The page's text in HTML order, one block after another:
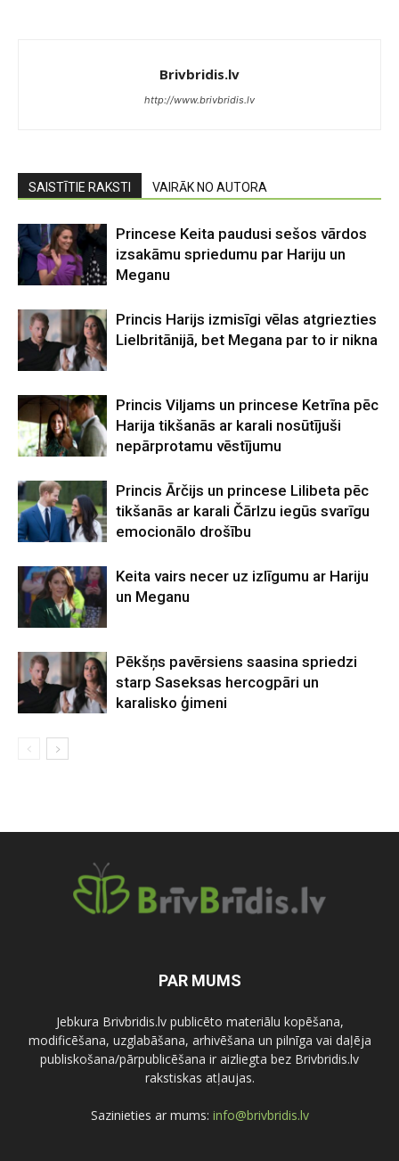
Brivbridis.lv
http://www.brivbridis.lv
SAISTĪTIE RAKSTI VAIRĀK NO AUTORA
Princese Keita paudusi sešos vārdos
izsakāmu spriedumu par Hariju un
Meganu
Princis Harijs izmisīgi vēlas atgriezties
Lielbritānijā, bet Megana par to ir nikna
Princis Viljams un princese Ketrīna pēc
Harija tikšanās ar karali nosūtījuši
nepārprotamu vēstījumu
Princis Ārčijs un princese Lilibeta pēc
tikšanās ar karali Čārlzu iegūs svarīgu
emocionālo drošību
Keita vairs necer uz izlīgumu ar Hariju
un Meganu
Pēkšņs pavērsiens saasina spriedzi
starp Saseksas hercogpāri un
karalisko ģimeni
PAR MUMS
Jebkura Brivbridis.lv publicēto materiālu kopēšana,
modificēšana, uzglabāšana, arhivēšana un pilnīga vai daļēja
publiskošana/pārpublicēšana ir aizliegta bez Brivbridis.lv
rakstiskas atļaujas.
Sazinieties ar mums: info@brivbridis.lv